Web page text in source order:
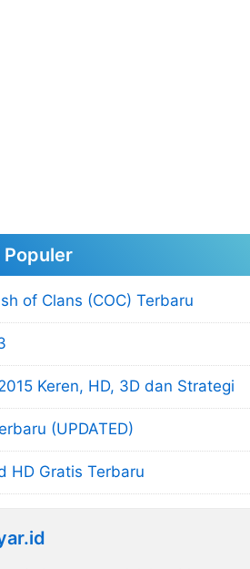
of Clans (COC) Terbaru
Keren, HD, 3D dan Strategi
(UPDATED)
HD Gratis Terbaru